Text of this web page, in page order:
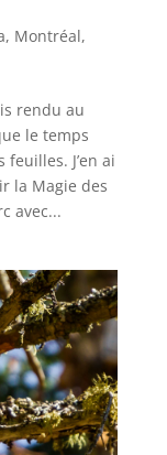
, Montréal,
rendu au
le temps
J’en ai
la Magie des
avec...